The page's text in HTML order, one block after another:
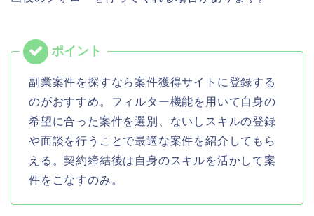
副業案件を探すなら案件獲得サイトに登録する
のがおすすめ。フィルター機能を用いて自身の
希望に合った案件を選別、ないしスキルの登録
や面談を行うことで最適な案件を紹介してもら
える。契約締結後は自身のスキルを活かして案
件をこなすのみ。